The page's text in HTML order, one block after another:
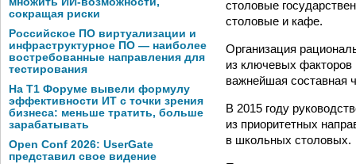
сокращая риски
Российское ПО виртуализации и
инфраструктурное ПО — наиболее
востребованные направления для
тестирования
На Т1 Форуме вывели формулу
эффективности ИТ с точки зрения
бизнеса: меньше тратить, больше
зарабатывать
Open Conf 2026: UserGate
представил свое видение
столовые
столовые и кафе.
Организация
из ключевых
важнейшая составная
В 2015 году
из приоритетных
в школьных столовых.